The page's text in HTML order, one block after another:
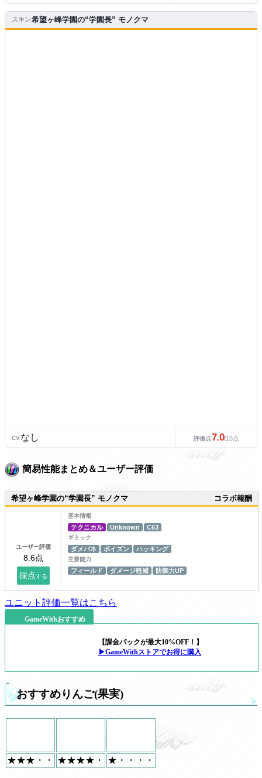
スキン希望ヶ峰学園の“学園長” モノクマ
CVなし 評価点7.0/15点
簡易性能まとめ＆ユーザー評価
希望ヶ峰学園の“学園長” モノクマ コラボ報酬
ユーザー評価
基本情報
テクニカル Unknown C63
ギミック
ダメパネ ポイズン ハッキング
主要能力
フィールド ダメージ軽減 防御力UP
ユニット評価一覧はこちら
GameWithおすすめ
【課金パックが最大10%OFF！】
▶GameWithストアでお得に購入
おすすめりんご(果実)
★★★・・ ★★★★・ ★・・・・